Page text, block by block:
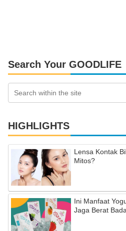
Search Your GOODLIFE
HIGHLIGHTS
Lensa Kontak
Mitos?
Ini Manfaat
Jaga Berat